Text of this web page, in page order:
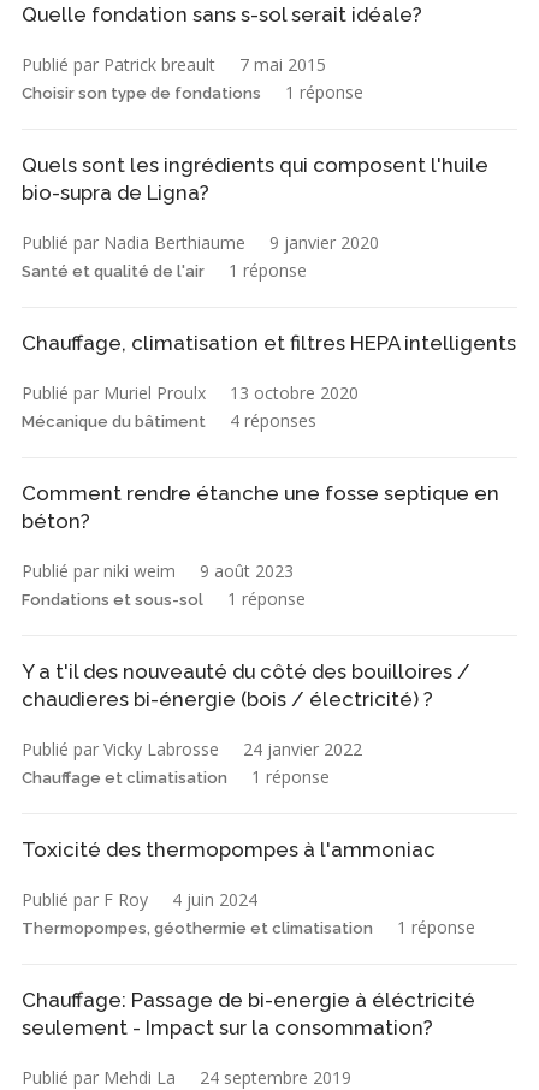
Quelle fondation sans s-sol serait idéale?
Publié par Patrick breault 7 mai 2015
Choisir son type de fondations 1 réponse
Quels sont les ingrédients qui composent l'huile
bio-supra de Ligna?
Publié par Nadia Berthiaume 9 janvier 2020
Santé et qualité de l'air 1 réponse
Chauffage, climatisation et filtres HEPA intelligents
Publié par Muriel Proulx 13 octobre 2020
Mécanique du bâtiment 4 réponses
Comment rendre étanche une fosse septique en
béton?
Publié par niki weim 9 août 2023
Fondations et sous-sol 1 réponse
Y a t'il des nouveauté du côté des bouilloires /
chaudieres bi-énergie (bois / électricité) ?
Publié par Vicky Labrosse 24 janvier 2022
Chauffage et climatisation 1 réponse
Toxicité des thermopompes à l'ammoniac
Publié par F Roy 4 juin 2024
Thermopompes, géothermie et climatisation 1 réponse
Chauffage: Passage de bi-energie à éléctricité
seulement - Impact sur la consommation?
Publié par Mehdi La 24 septembre 2019